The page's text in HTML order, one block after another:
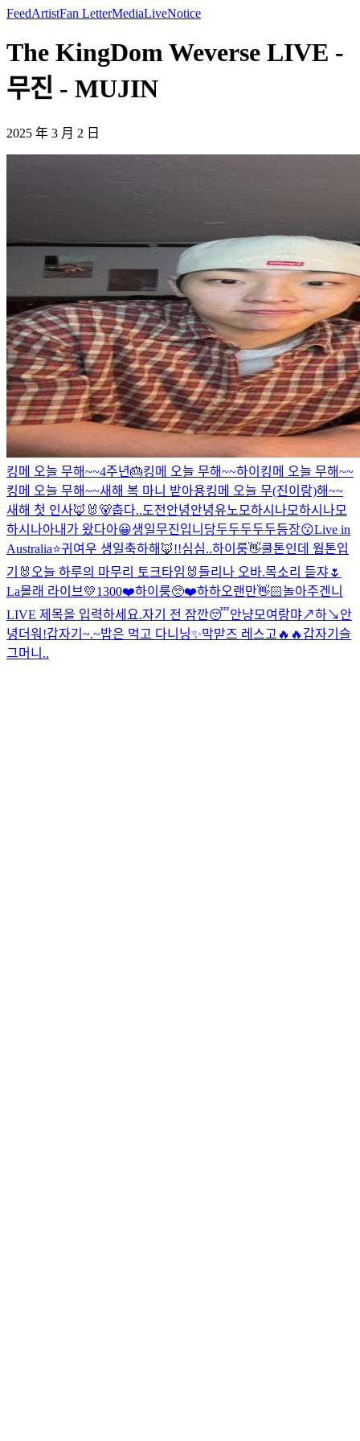
FeedArtistFan LetterMediaLiveNotice
The KingDom Weverse LIVE -
무진 - MUJIN
2025 年 3 月 2 日
킹메 오늘 무해~~4주년🎂킹메 오늘 무해~~하이 킹메 오늘 무해~~
킹메 오늘 무해~~새해 복 마니 받아용킹메 오늘 무(진이랑)해~~
새해 첫 인사🦊🐰🐻춥다..도전안녕안녕유노 모하시나모하시나모
하시나아내가 왔다아😀생일무진입니당두두두두두등장😗Live in
Australia⭐️귀여우 생일축하해🦊!!심심..하이룽👋쿨톤인데 웜톤입
기 🐰오늘 하루의 마무리 토크타임🐰들리나 오바.목소리 듣쟈🌷
La몰래 라이브💛1300❤️하이룽🥺❤️하하오랜만👋🏻놀아주겐니
LIVE 제목을 입력하세요.자기 전 잠깐😴안냥모여랑먀↗️하↘️안
녕더워!갑자기~.~밥은 먹고 다니닝✨막맏즈 레스고🔥🔥 갑자기 슬
그머니..